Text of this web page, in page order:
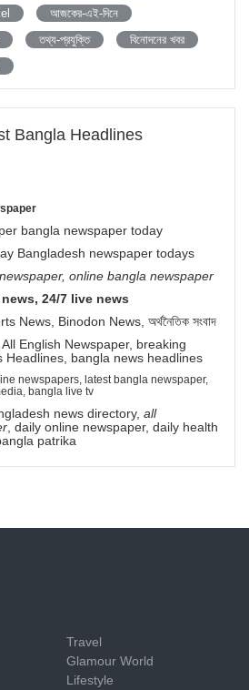
আজকের-এই-দিনে
তথ্য-প্রযুক্তি
বিনোদনের খবর
Bangla Headlines
bangla newspaper today
Bangladesh newspaper todays
online bangla newspaper
24/7 live news
News, Binodon News, অর্থনৈতিক সংবাদ
English Newspaper, breaking
Headlines, bangla news headlines
newspapers, latest bangla newspaper,
bangla live tv
news directory, all
, daily online newspaper, daily health
patrika
Travel
Glamour World
Lifestyle